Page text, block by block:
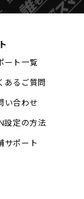
ート一覧
あるご質問
い合わせ
設定の方法
サポート